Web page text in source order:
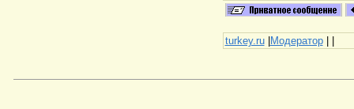
turkey.ru|Модератор| |